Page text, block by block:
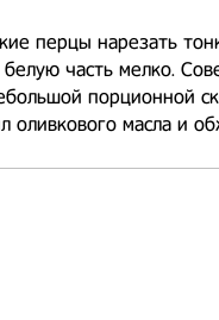
перцы нарезать
белую часть мелко.
порционной
оливкового масла и